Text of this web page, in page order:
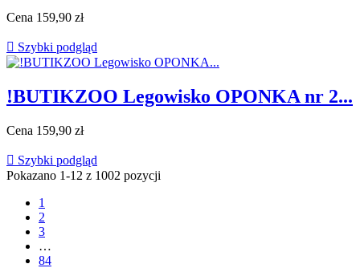
Cena 159,90 zł
 Szybki podgląd
!BUTIKZOO Legowisko OPONKA nr 2...
Cena 159,90 zł
 Szybki podgląd
Pokazano 1-12 z 1002 pozycji
1
2
3
…
84